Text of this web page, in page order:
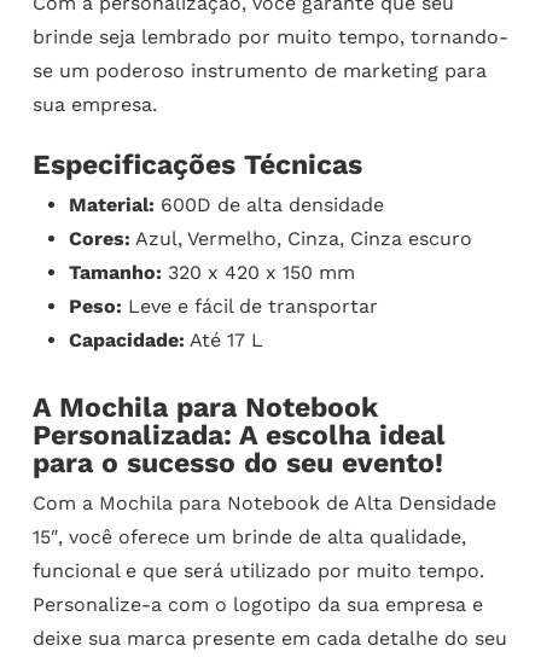
brinde seja lembrado por muito tempo, tornando-
se um poderoso instrumento de marketing para
sua empresa.
Especificações Técnicas
Material: 600D de alta densidade
Cores: Azul, Vermelho, Cinza, Cinza escuro
Tamanho: 320 x 420 x 150 mm
Peso: Leve e fácil de transportar
Capacidade: Até 17 L
A Mochila para Notebook
Personalizada: A escolha ideal
para o sucesso do seu evento!
Com a Mochila para Notebook de Alta Densidade
15″, você oferece um brinde de alta qualidade,
funcional e que será utilizado por muito tempo.
Personalize-a com o logotipo da sua empresa e
deixe sua marca presente em cada detalhe do seu